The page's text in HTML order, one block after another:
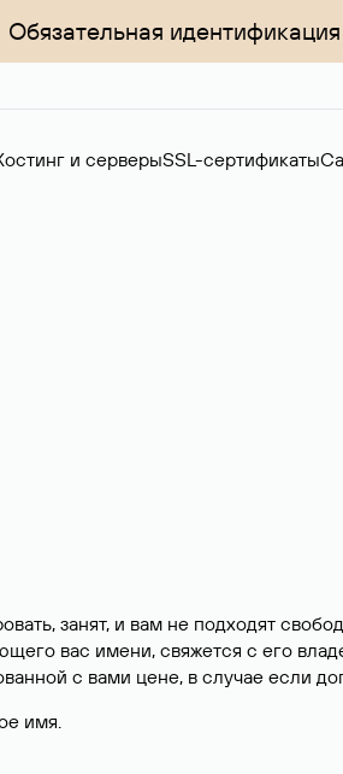
Обязательная
и серверыSSL-сертификаты
занят, и вам не подходят
вас имени, свяжется с его
с вами цене, в случае если
имя.